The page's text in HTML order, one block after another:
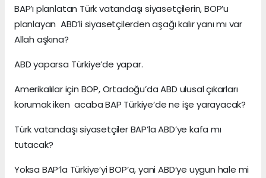
BAP’ı planlatan Türk vatandaşı siyasetçilerin, BOP’u
planlayan ABD’li siyasetçilerden aşağı kalır yanı mı var
Allah aşkına?
ABD yaparsa Türkiye’de yapar.
Amerikalılar için BOP, Ortadoğu’da ABD ulusal çıkarları
korumak iken acaba BAP Türkiye’de ne işe yarayacak?
Türk vatandaşı siyasetçiler BAP’la ABD’ye kafa mı
tutacak?
Yoksa BAP’la Türkiye’yi BOP’a, yani ABD’ye uygun hale mi